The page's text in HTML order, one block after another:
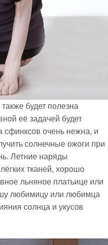
будет полезна
её задачей будет
сфинксов очень нежна, и
солнечные ожоги при
Летние наряды
тканей, хорошо
льняное платьице или
любимицу или любимца
солнца и укусов